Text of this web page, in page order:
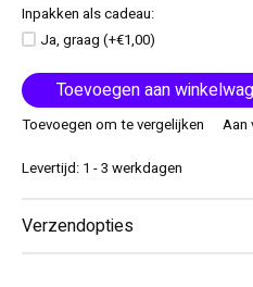
Inpakken als cadeau:
Ja, graag (+€1,00)
Toevoegen aan
Toevoegen om te vergelijken
Aan
Levertijd: 1 - 3 werkdagen
Verzendopties